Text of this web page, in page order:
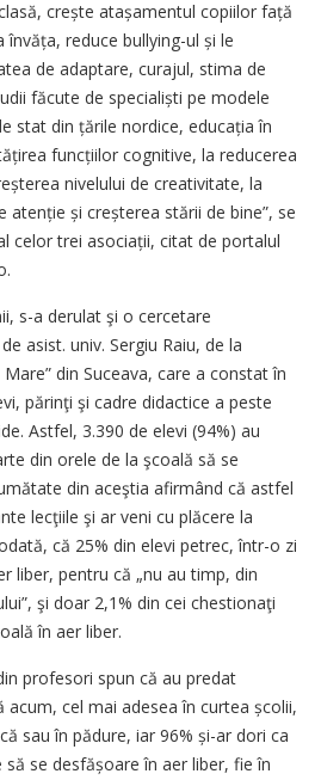
crește atașamentul copiilor față
reduce bullying-ul și le
de adaptare, curajul, stima de
făcute de specialiști pe modele
stat din țările nordice, educația în
funcțiilor cognitive, la reducerea
nivelului de creativitate, la
atenție și creșterea stării de bine”, se
celor trei asociații, citat de portalul
s-a derulat şi o cercetare
asist. univ. Sergiu Raiu, de la
din Suceava, care a constat în
părinţi şi cadre didactice a peste
Astfel, 3.390 de elevi (94%) au
din orele de la şcoală să se
din aceştia afirmând că astfel
lecţiile şi ar veni cu plăcere la
că 25% din elevi petrec, într-o zi
liber, pentru că „nu au timp, din
şi doar 2,1% din cei chestionaţi
în aer liber.
profesori spun că au predat
acum, cel mai adesea în curtea școlii,
sau în pădure, iar 96% și-ar dori ca
se desfășoare în aer liber, fie în